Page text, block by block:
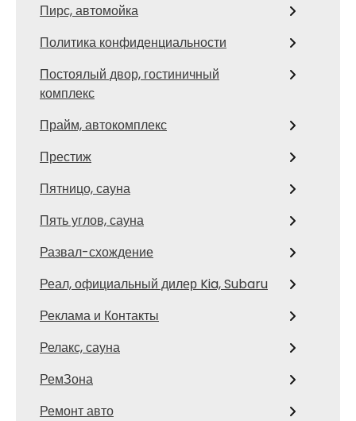
Пирс, автомойка
Политика конфиденциальности
Постоялый двор, гостиничный
комплекс
Прайм, автокомплекс
Престиж
Пятницо, сауна
Пять углов, сауна
Развал-схождение
Реал, официальный дилер Kia, Subaru
Реклама и Контакты
Релакс, сауна
РемЗона
Ремонт авто